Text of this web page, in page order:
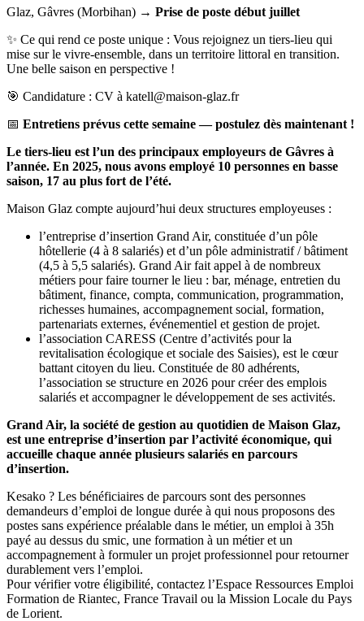
Glaz, Gâvres (Morbihan) → Prise de poste début juillet
✨ Ce qui rend ce poste unique : Vous rejoignez un tiers-lieu qui
mise sur le vivre-ensemble, dans un territoire littoral en transition.
Une belle saison en perspective !
🎯 Candidature : CV à katell@maison-glaz.fr
📅 Entretiens prévus cette semaine — postulez dès maintenant !
Le tiers-lieu est l’un des principaux employeurs de Gâvres à
l’année. En 2025, nous avons employé 10 personnes en basse
saison, 17 au plus fort de l’été.
Maison Glaz compte aujourd’hui deux structures employeuses :
l’entreprise d’insertion Grand Air, constituée d’un pôle
hôtellerie (4 à 8 salariés) et d’un pôle administratif / bâtiment
(4,5 à 5,5 salariés). Grand Air fait appel à de nombreux
métiers pour faire tourner le lieu : bar, ménage, entretien du
bâtiment, finance, compta, communication, programmation,
richesses humaines, accompagnement social, formation,
partenariats externes, événementiel et gestion de projet.
l’association CARESS (Centre d’activités pour la
revitalisation écologique et sociale des Saisies), est le cœur
battant citoyen du lieu. Constituée de 80 adhérents,
l’association se structure en 2026 pour créer des emplois
salariés et accompagner le développement de ses activités.
Grand Air, la société de gestion au quotidien de Maison Glaz,
est une entreprise d’insertion par l’activité économique, qui
accueille chaque année plusieurs salariés en parcours
d’insertion.
Kesako ? Les bénéficiaires de parcours sont des personnes
demandeurs d’emploi de longue durée à qui nous proposons des
postes sans expérience préalable dans le métier, un emploi à 35h
payé au dessus du smic, une formation à un métier et un
accompagnement à formuler un projet professionnel pour retourner
durablement vers l’emploi.
Pour vérifier votre éligibilité, contactez l’Espace Ressources Emploi
Formation de Riantec, France Travail ou la Mission Locale du Pays
de Lorient.